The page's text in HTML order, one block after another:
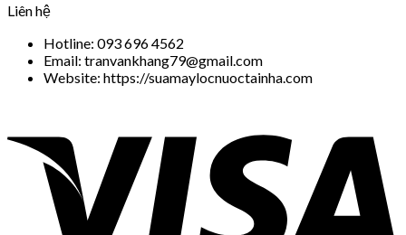
Liên hệ
Hotline: 093 696 4562
Email: tranvankhang79@gmail.com
Website: https://suamaylocnuoctainha.com